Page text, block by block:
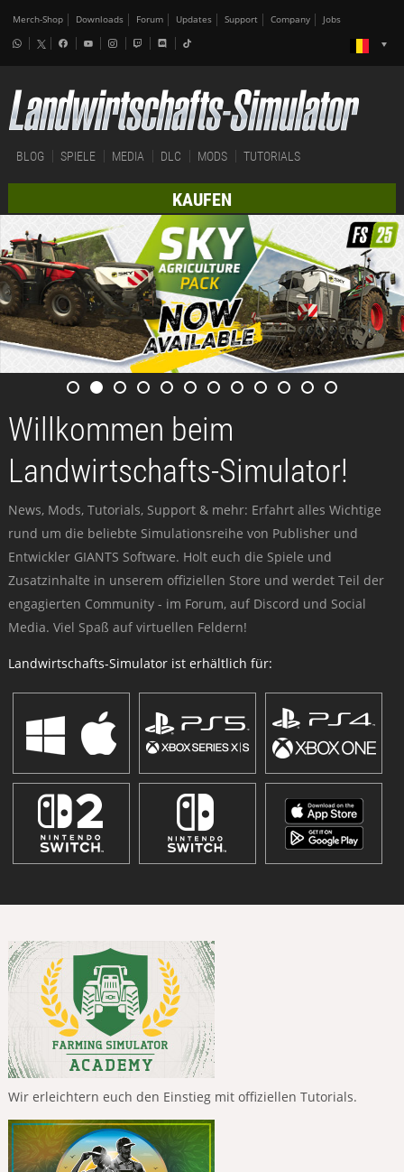
Merch-Shop Downloads Forum Updates Support Company Jobs
BLOG SPIELE MEDIA DLC MODS TUTORIALS
KAUFEN
Willkommen beim
Landwirtschafts-Simulator!
News, Mods, Tutorials, Support & mehr: Erfahrt alles Wichtige
rund um die beliebte Simulationsreihe von Publisher und
Entwickler GIANTS Software. Holt euch die Spiele und
Zusatzinhalte in unserem offiziellen Store und werdet Teil der
engagierten Community - im Forum, auf Discord und Social
Media. Viel Spaß auf virtuellen Feldern!
Landwirtschafts-Simulator ist erhältlich für:
Wir erleichtern euch den Einstieg mit offiziellen Tutorials.